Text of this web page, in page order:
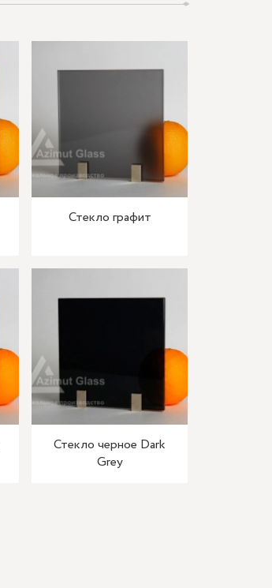
Стекло графит
Стекло черное Dark
Grey